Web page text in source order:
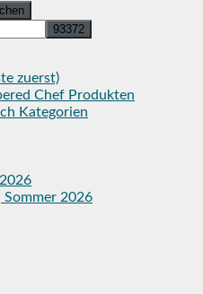
zuerst)
Chef Produkten
Kategorien
Sommer 2026